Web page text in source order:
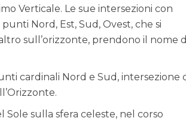
Verticale. Le sue intersezioni con
Nord, Est, Sud, Ovest, che si
sull’orizzonte, prendono il nome
cardinali Nord e Sud, intersezione
sulla sfera celeste, nel corso